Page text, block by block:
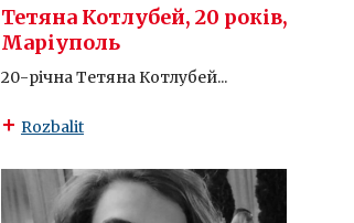
Тетяна Котлубей, 20 років,
Маріуполь
20-річна Тетяна Котлубей...
Rozbalit